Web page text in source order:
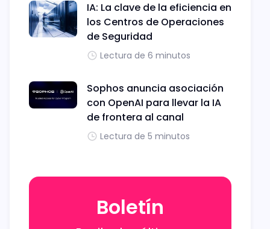
IA: La clave de la eficiencia en
los Centros de Operaciones
de Seguridad
Lectura de 6 minutos
Sophos anuncia asociación
con OpenAI para llevar la IA
de frontera al canal
Lectura de 5 minutos
Boletín